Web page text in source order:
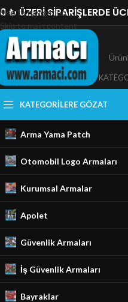
Skip to navigation
Skip to main content
₺ ÜZERİ SİPARİŞLERDE
KATEGORILERE GÖZAT
Arma Yama Patch
Otomobil Logo Armaları
Kurumsal Armalar
Apolet
Güvenlik Armaları
İş Güvenlik Armaları
Bayraklar
GÜVENLIK
18 Ürünler
Ana Sayfa/Mağaza Ürünler